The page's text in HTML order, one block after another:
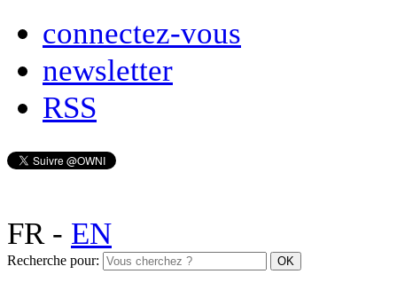
connectez-vous
newsletter
RSS
FR- EN
Recherche pour: